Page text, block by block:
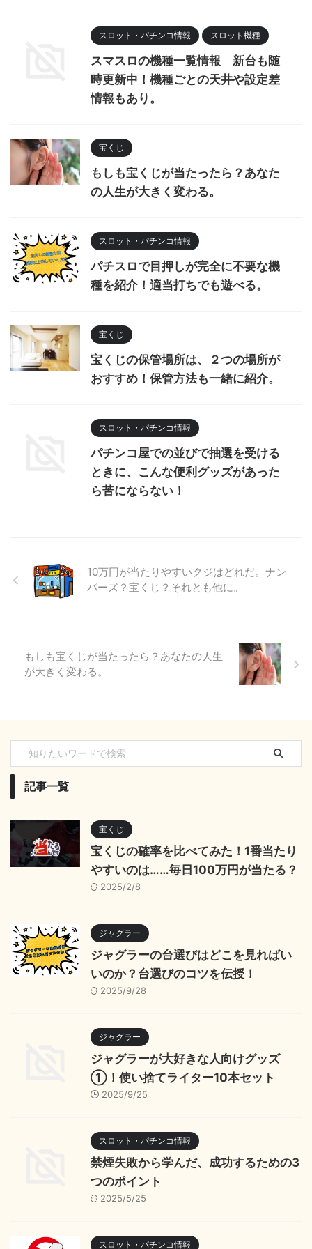
スロット・パチンコ情報 スロット機種
スマスロの機種一覧情報 新台も随
時更新中！機種ごとの天井や設定差
情報もあり。
宝くじ
もしも宝くじが当たったら？あなた
の人生が大きく変わる。
スロット・パチンコ情報
パチスロで目押しが完全に不要な機
種を紹介！適当打ちでも遊べる。
宝くじ
宝くじの保管場所は、２つの場所が
おすすめ！保管方法も一緒に紹介。
スロット・パチンコ情報
パチンコ屋での並びで抽選を受ける
ときに、こんな便利グッズがあった
ら苦にならない！
10万円が当たりやすいクジはどれだ。ナン
バーズ？宝くじ？それとも他に。
もしも宝くじが当たったら？あなたの人生
が大きく変わる。
記事一覧
宝くじ
宝くじの確率を比べてみた！1番当たり
やすいのは……毎日100万円が当たる？
2025/2/8
ジャグラー
ジャグラーの台選びはどこを見ればい
いのか？台選びのコツを伝授！
2025/9/28
ジャグラー
ジャグラーが大好きな人向けグッズ
①！使い捨てライター10本セット
2025/9/25
スロット・パチンコ情報
禁煙失敗から学んだ、成功するための3
つのポイント
2025/5/25
スロット・パチンコ情報